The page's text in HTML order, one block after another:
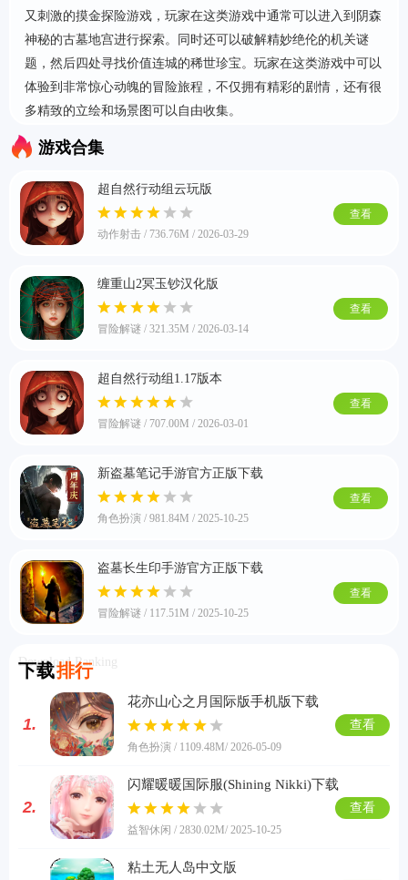
首页
又刺激的摸金探险游戏，玩家在这类游戏中通常可以进入到阴森
神秘的古墓地宫进行探索。同时还可以破解精妙绝伦的机关谜
题，然后四处寻找价值连城的稀世珍宝。玩家在这类游戏中可以
体验到非常惊心动魄的冒险旅程，不仅拥有精彩的剧情，还有很
多精致的立绘和场景图可以自由收集。
游戏合集
超自然行动组云玩版
动作射击 / 736.76M / 2026-03-29
查看
缠重山2冥玉钞汉化版
冒险解谜 / 321.35M / 2026-03-14
查看
超自然行动组1.17版本
冒险解谜 / 707.00M / 2026-03-01
查看
新盗墓笔记手游官方正版下载
角色扮演 / 981.84M / 2025-10-25
查看
盗墓长生印手游官方正版下载
冒险解谜 / 117.51M / 2025-10-25
查看
下载排行
Download Ranking
1.
花亦山心之月国际版手机版下载
角色扮演 / 1109.48M/ 2026-05-09
查看
2.
闪耀暖暖国际服(Shining Nikki)下载
益智休闲 / 2830.02M/ 2025-10-25
查看
粘土无人岛中文版